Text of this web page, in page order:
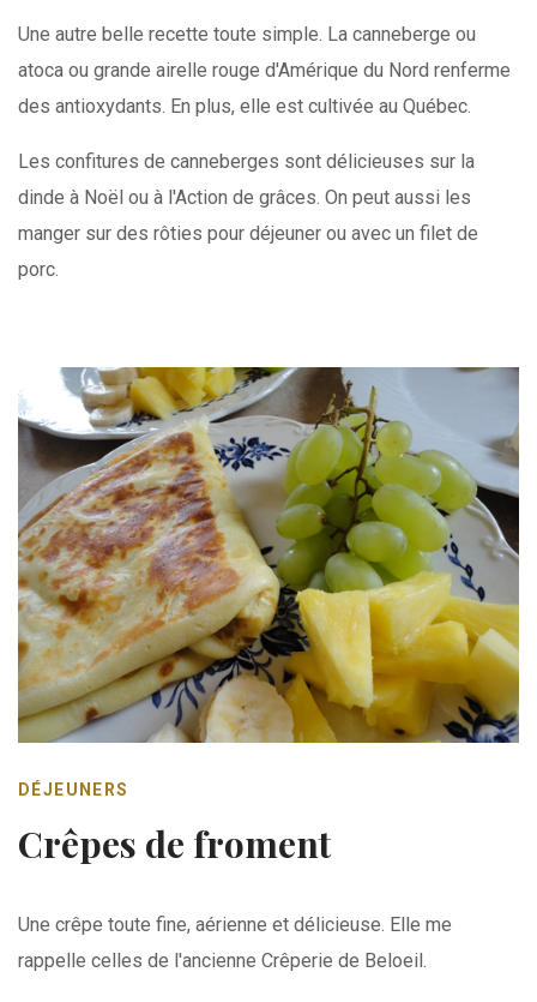
Une autre belle recette toute simple. La canneberge ou
atoca ou grande airelle rouge d'Amérique du Nord renferme
des antioxydants. En plus, elle est cultivée au Québec.
Les confitures de canneberges sont délicieuses sur la
dinde à Noël ou à l'Action de grâces. On peut aussi les
manger sur des rôties pour déjeuner ou avec un filet de
porc.
DÉJEUNERS
Crêpes de froment
Une crêpe toute fine, aérienne et délicieuse. Elle me
rappelle celles de l'ancienne Crêperie de Beloeil.